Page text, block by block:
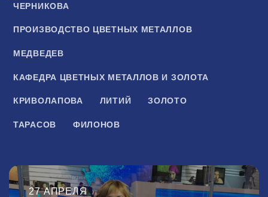
ЧЕРНИКОВА
ПРОИЗВОДСТВО ЦВЕТНЫХ МЕТАЛЛОВ
МЕДВЕДЕВ
КАФЕДРА ЦВЕТНЫХ МЕТАЛЛОВ И ЗОЛОТА
КРИВОЛАПОВА ЛИТИЙ ЗОЛОТО
ТАРАСОВ ФИЛОНОВ
27 АПРЕЛЯ